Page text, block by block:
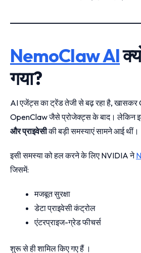
NemoClaw AI
गया?
AI एजेंट्स का ट्रेंड तेजी से बढ़ रहा है, खासकर
OpenClaw जैसे प्रोजेक्ट्स के बाद। लेकिन
और प्राइवेसीकी बड़ी समस्याएं सामने आई थीं।
इसी समस्या को हल करने के लिए NVIDIA ने
जिसमें:
मजबूत सुरक्षा
डेटा प्राइवेसी कंट्रोल
एंटरप्राइज-ग्रेड फीचर्स
शुरू से ही शामिल किए गए हैं ।